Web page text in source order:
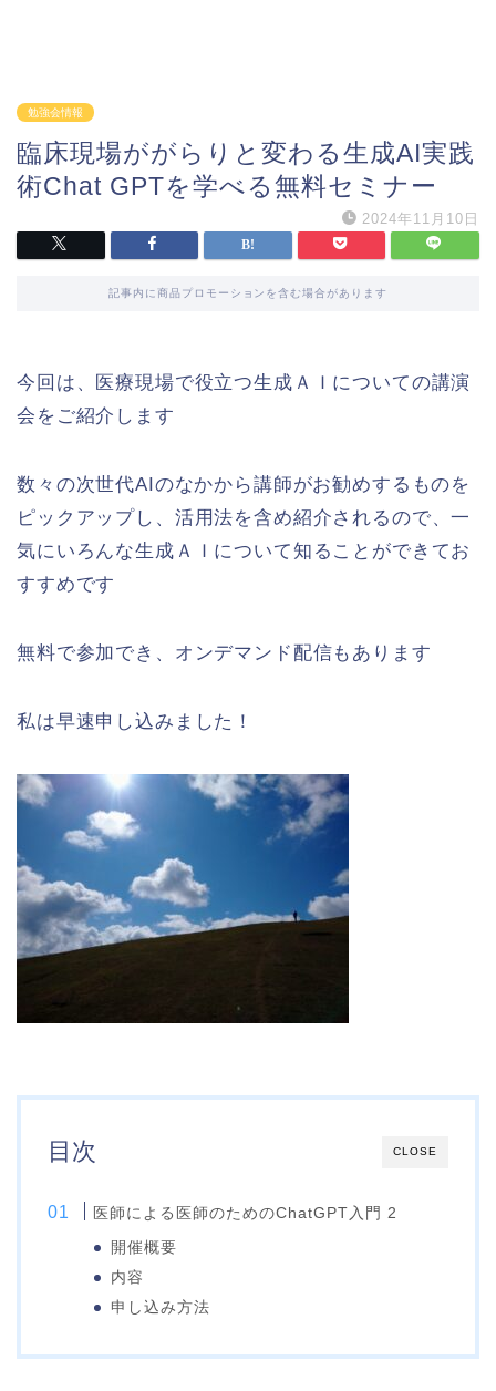
勉強会情報
臨床現場ががらりと変わる生成AI実践
術Chat GPTを学べる無料セミナー
2024年11月10日
記事内に商品プロモーションを含む場合があります
今回は、医療現場で役立つ生成ＡＩについての講演
会をご紹介します
数々の次世代AIのなかから講師がお勧めするものを
ピックアップし、活用法を含め紹介されるので、一
気にいろんな生成ＡＩについて知ることができてお
すすめです
無料で参加でき、オンデマンド配信もあります
私は早速申し込みました！
CLOSE
目次
医師による医師のためのChatGPT入門 2
開催概要
内容
申し込み方法